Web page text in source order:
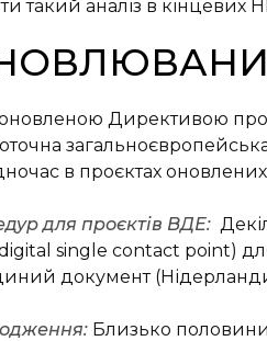
такий аналіз в кінцевих
оновленою Директивою
в проєктах
для проєктів ВДЕ:
single contact point)
документ
Близько